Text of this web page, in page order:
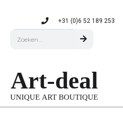
+31 (0)6 52 189 253